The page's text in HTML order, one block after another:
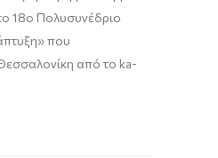
18ο Πολυσυνέδριο
που
από το ka-